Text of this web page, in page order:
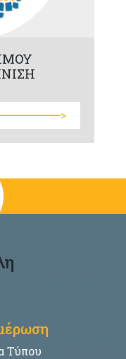
>
Τύπου